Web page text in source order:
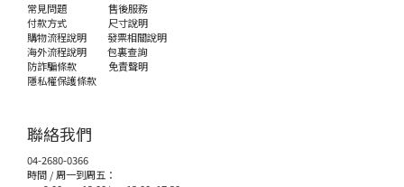
常見問題
售後服務
付款方式
尺寸說明
購物流程說明
發票相關說明
海外流程說明
包裏查詢
防詐騙條款
免責聲明
隱私權保護條款
聯絡我們
04-2680-0366
時間 / 周一到周五：